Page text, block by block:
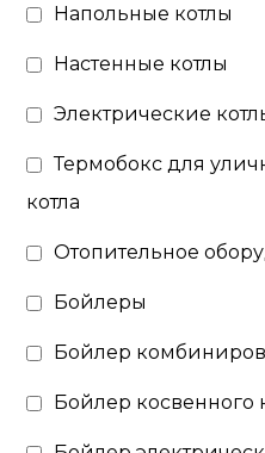
Напольные котлы
Настенные котлы
Электрические
Термобокс для
котла
Отопительное
Бойлеры
Бойлер
Бойлер косвенного